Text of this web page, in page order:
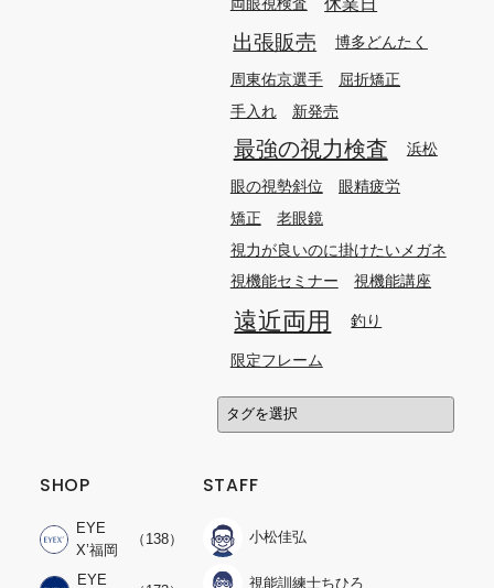
出張販売 博多どんたく
周東佑京選手
屈折矯正
手入れ
新発売
最強の視力検査 浜松
眼の視勢斜位
眼精疲労
矯正
老眼鏡
視力が良いのに掛けたいメガネ
視機能セミナー
視機能講座
遠近両用 釣り
限定フレーム
SHOP
EYE
X’福岡
（138）
EYE
STAFF
小松佳弘
視能訓練士ちひろ